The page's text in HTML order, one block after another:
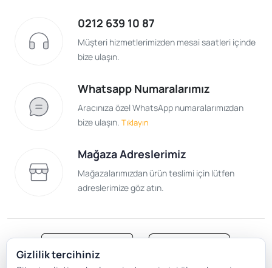
0212 639 10 87
Müşteri hizmetlerimizden mesai saatleri içinde
bize ulaşın.
Whatsapp Numaralarımız
Aracınıza özel WhatsApp numaralarımızdan
bize ulaşın. Tıklayın
Mağaza Adreslerimiz
Mağazalarımızdan ürün teslimi için lütfen
adreslerimize göz atın.
Gizlilik tercihiniz